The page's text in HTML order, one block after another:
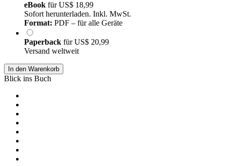
eBook fürUS$ 18,99
Sofort herunterladen. Inkl. MwSt.
Format: PDF – für alle Geräte
Paperback fürUS$ 20,99
Versand weltweit
In den Warenkorb
Blick ins Buch